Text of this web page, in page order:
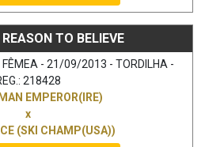
TO BELIEVE
FÊMEA - 21/09/2013 - TORDILHA -
218428
EMPEROR(IRE)
x
(SKI CHAMP(USA))